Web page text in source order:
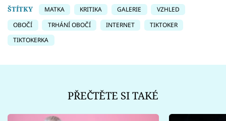
ŠTÍTKY
MATKA KRITIKA GALERIE
VZHLED
OBOČÍ
TRHÁNÍ OBOČÍ INTERNET
TIKTOKER
TIKTOKERKA
PŘEČTĚTE SI TAKÉ